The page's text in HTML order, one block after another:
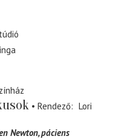
Rendező
Lori
Newton páciens